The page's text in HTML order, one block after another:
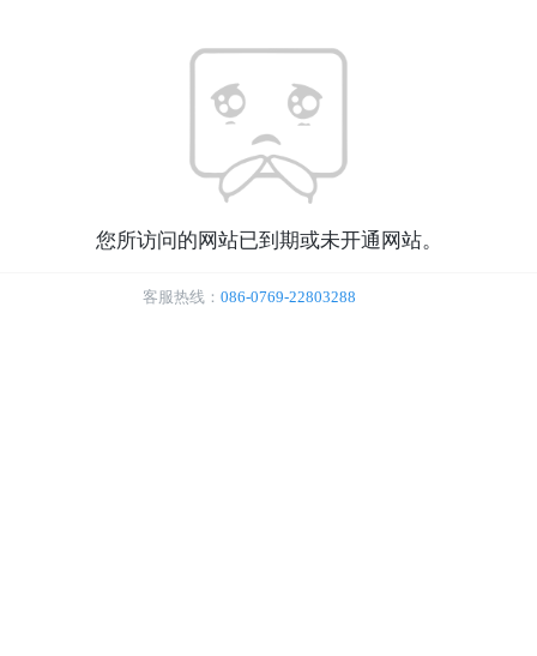
您所访问的网站已到期或未开通网站。
客服热线： 086-0769-22803288